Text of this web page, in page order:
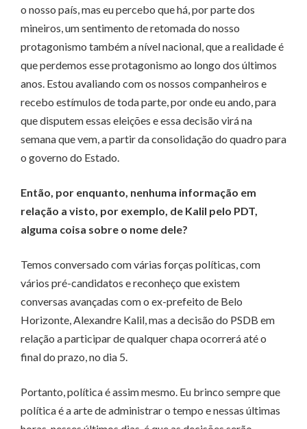
o nosso país, mas eu percebo que há, por parte dos
mineiros, um sentimento de retomada do nosso
protagonismo também a nível nacional, que a realidade é
que perdemos esse protagonismo ao longo dos últimos
anos. Estou avaliando com os nossos companheiros e
recebo estímulos de toda parte, por onde eu ando, para
que disputem essas eleições e essa decisão virá na
semana que vem, a partir da consolidação do quadro para
o governo do Estado.
Então, por enquanto, nenhuma informação em
relação a visto, por exemplo, de Kalil pelo PDT,
alguma coisa sobre o nome dele?
Temos conversado com várias forças políticas, com
vários pré-candidatos e reconheço que existem
conversas avançadas com o ex-prefeito de Belo
Horizonte, Alexandre Kalil, mas a decisão do PSDB em
relação a participar de qualquer chapa ocorrerá até o
final do prazo, no dia 5.
Portanto, política é assim mesmo. Eu brinco sempre que
política é a arte de administrar o tempo e nessas últimas